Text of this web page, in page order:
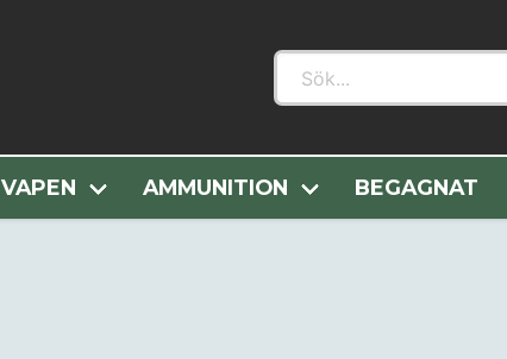
Sök...
VAPEN AMMUNITION BEGAGNAT
Cheddite